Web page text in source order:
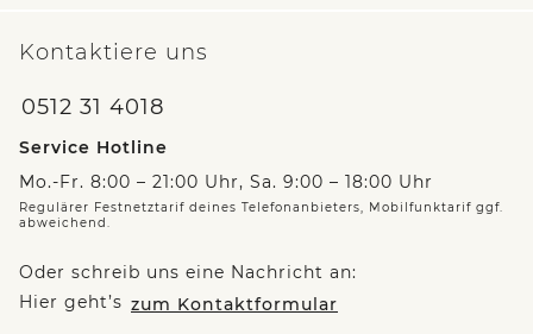
Kontaktiere uns
0512 31 4018
Service Hotline
Mo.-Fr. 8:00 – 21:00 Uhr, Sa. 9:00 – 18:00 Uhr
Regulärer Festnetztarif deines Telefonanbieters, Mobilfunktarif ggf.
abweichend.
Oder schreib uns eine Nachricht an:
Hier geht’s zum Kontaktformular